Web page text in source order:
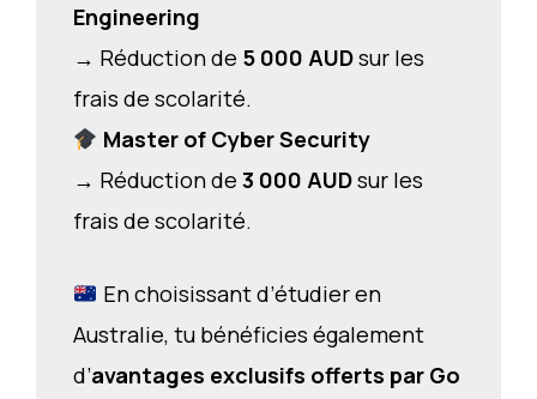
Engineering
→ Réduction de 5 000 AUDsur les
frais de scolarité.
Master of Cyber Security
→ Réduction de3 000 AUDsur les
frais de scolarité.
En choisissant d’étudier en
Australie, tu bénéficies également
d’avantages exclusifs offerts par Go